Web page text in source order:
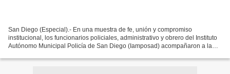
San Diego (Especial).- En una muestra de fe, unión y compromiso
institucional, los funcionarios policiales, administrativo y obrero del Instituto
Autónomo Municipal Policía de San Diego (Iamposad) acompañaron a la